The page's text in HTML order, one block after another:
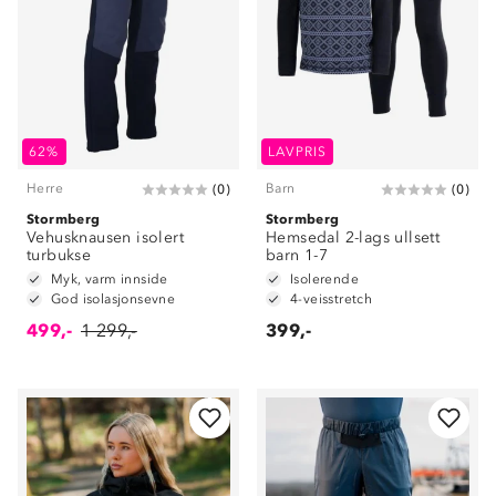
62%
Herre (0)
Stormberg
Vehusknausen isolert
turbukse
Myk, varm innside
God isolasjonsevne
499,- 1 299,-
LAVPRIS
Barn (0)
Stormberg
Hemsedal 2-lags ullsett
barn 1-7
Isolerende
4-veisstretch
399,-